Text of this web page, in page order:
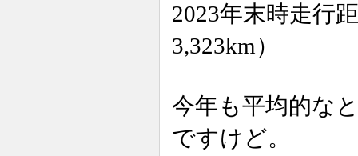
2023年末時走行
3,323km）
今年も平均的な
ですけど。